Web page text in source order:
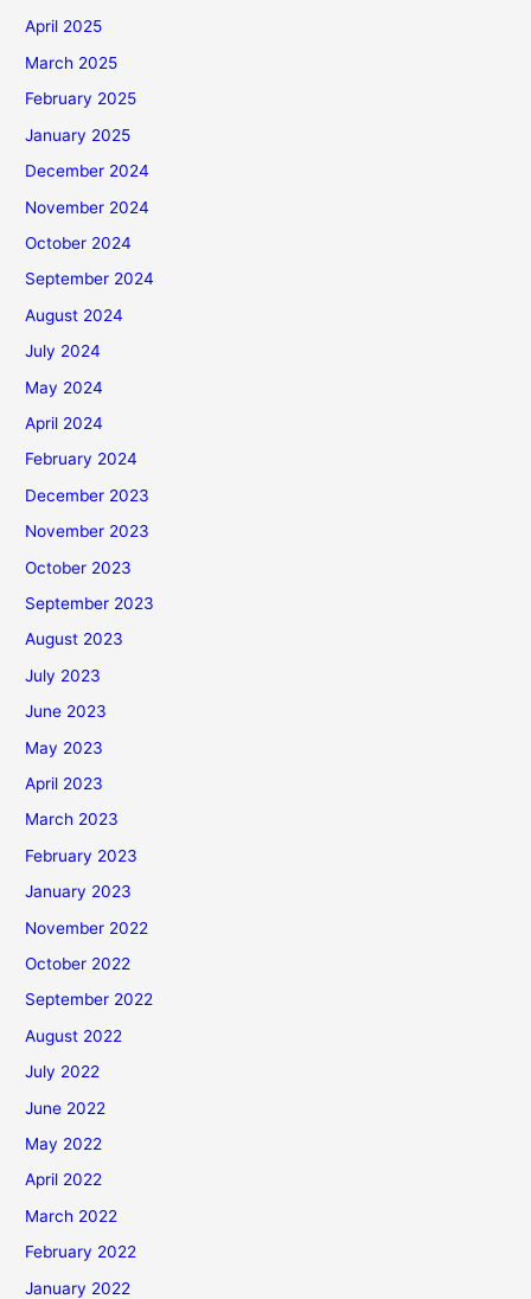
April 2025
March 2025
February 2025
January 2025
December 2024
November 2024
October 2024
September 2024
August 2024
July 2024
May 2024
April 2024
February 2024
December 2023
November 2023
October 2023
September 2023
August 2023
July 2023
June 2023
May 2023
April 2023
March 2023
February 2023
January 2023
November 2022
October 2022
September 2022
August 2022
July 2022
June 2022
May 2022
April 2022
March 2022
February 2022
January 2022